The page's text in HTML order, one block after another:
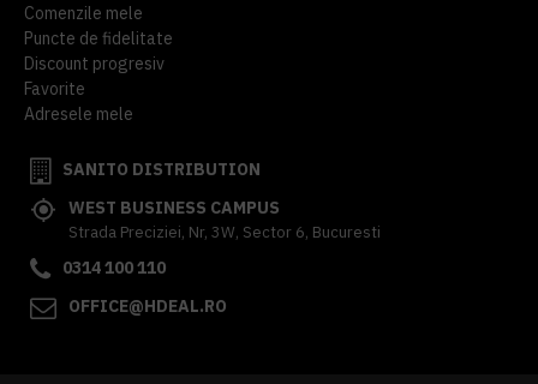
Comenzile mele
Puncte de fidelitate
Discount progresiv
Favorite
Adresele mele
SANITO DISTRIBUTION
WEST BUSINESS CAMPUS
Strada Preciziei, Nr, 3W, Sector 6, Bucuresti
0314 100 110
OFFICE@HDEAL.RO